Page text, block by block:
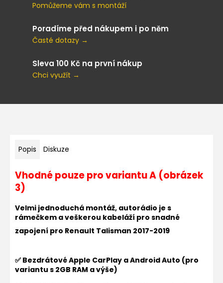
Pomůžeme vám s montáží
Poradíme před nákupem i po něm
Časté dotazy →
Sleva 100 Kč na první nákup
Chci využít →
Popis Diskuze
Vhodné pouze pro variantu A (obrázek
3)
Velmi jednoduchá montáž, autorádio je s
rámečkem a veškerou kabeláží pro snadné
zapojení pro Renault Talisman 2017-2019
✅ Bezdrátové Apple CarPlay a Android Auto (pro
variantu s 2GB RAM a výše)